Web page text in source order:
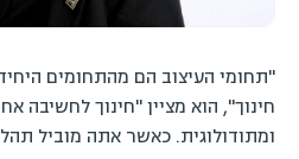
"תחומי העיצוב הם מהתחומים
חינוך", הוא מציין "חינוך לחשיבה
ומתודולוגית. כאשר אתה מוביל